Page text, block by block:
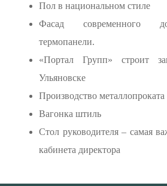
Пол в национальном стиле
Фасад современного
термопанели.
«Портал Групп» строит
Ульяновске
Производство металлопроката
Вагонка штиль
Стол руководителя – самая
кабинета директора